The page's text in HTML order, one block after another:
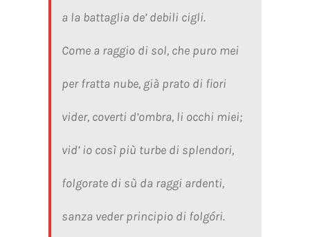
a la battaglia de’ debili cigli.
Come a raggio di sol, che puro mei
per fratta nube, già prato di fiori
vider, coverti d’ombra, li occhi miei;
vid’ io così più turbe di splendori,
folgorate di sù da raggi ardenti,
sanza veder principio di folgóri.